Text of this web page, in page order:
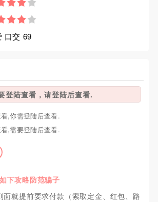
口交 69
登陆查看，请登陆后查看.
,你需登陆后查看.
,需要登陆后查看.
下攻略防范骗子
面就提前要求付款（索取定金、红包、路